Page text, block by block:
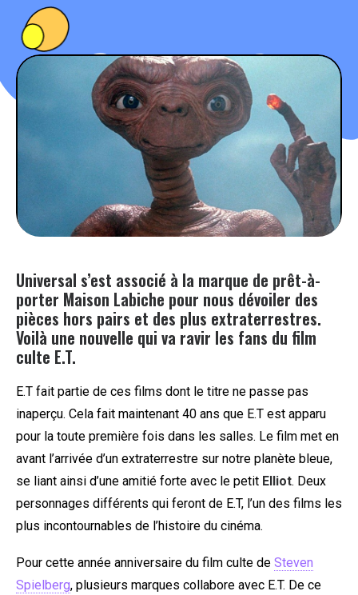
FOOD
BONS PLANS
SOUTENEZ KULTT
Universal s’est associé à la marque de prêt-à-
porter Maison Labiche pour nous dévoiler des
pièces hors pairs et des plus extraterrestres.
Voilà une nouvelle qui va ravir les fans du film
culte E.T.
E.T fait partie de ces films dont le titre ne passe pas
inaperçu. Cela fait maintenant 40 ans que E.T est apparu
pour la toute première fois dans les salles. Le film met en
avant l’arrivée d’un extraterrestre sur notre planète bleue,
se liant ainsi d’une amitié forte avec le petit Elliot. Deux
personnages différents qui feront de E.T, l’un des films les
plus incontournables de l’histoire du cinéma.
Pour cette année anniversaire du film culte de Steven
Spielberg, plusieurs marques collabore avec E.T. De ce